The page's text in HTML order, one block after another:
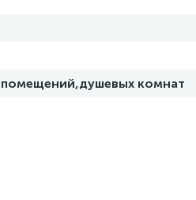
помещений,душевых комнат